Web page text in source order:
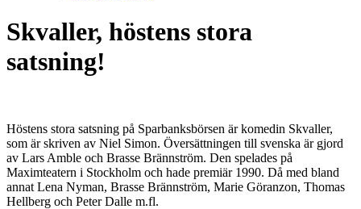
Skvaller, höstens stora
satsning!
Höstens stora satsning på Sparbanksbörsen är komedin Skvaller,
som är skriven av Niel Simon. Översättningen till svenska är gjord
av Lars Amble och Brasse Brännström. Den spelades på
Maximteatern i Stockholm och hade premiär 1990. Då med bland
annat Lena Nyman, Brasse Brännström, Marie Göranzon, Thomas
Hellberg och Peter Dalle m.fl.